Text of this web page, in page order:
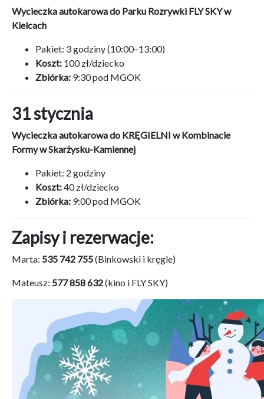
Wycieczka autokarowa do Parku Rozrywki FLY SKY w
Kielcach
Pakiet: 3 godziny (10:00–13:00)
Koszt: 100 zł/dziecko
Zbiórka: 9:30 pod MGOK
31 stycznia
Wycieczka autokarowa do KRĘGIELNI w Kombinacie
Formy w Skarżysku-Kamiennej
Pakiet: 2 godziny
Koszt:40 zł/dziecko
Zbiórka: 9:00 pod MGOK
Zapisy i rezerwacje:
Marta: 535 742 755(Binkowski i kręgle)
Mateusz: 577 858 632(kino i FLY SKY)